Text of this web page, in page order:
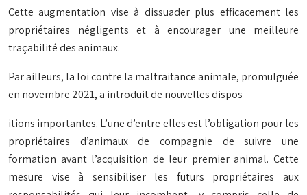
Cette augmentation vise à dissuader plus efficacement les
propriétaires négligents et à encourager une meilleure
traçabilité des animaux.
Par ailleurs, la loi contre la maltraitance animale, promulguée
en novembre 2021, a introduit de nouvelles dispos
itions importantes. L’une d’entre elles est l’obligation pour les
propriétaires d’animaux de compagnie de suivre une
formation avant l’acquisition de leur premier animal. Cette
mesure vise à sensibiliser les futurs propriétaires aux